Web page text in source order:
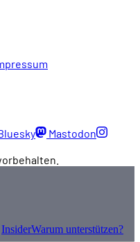
Mastodon
InsiderWarum unterstützen?